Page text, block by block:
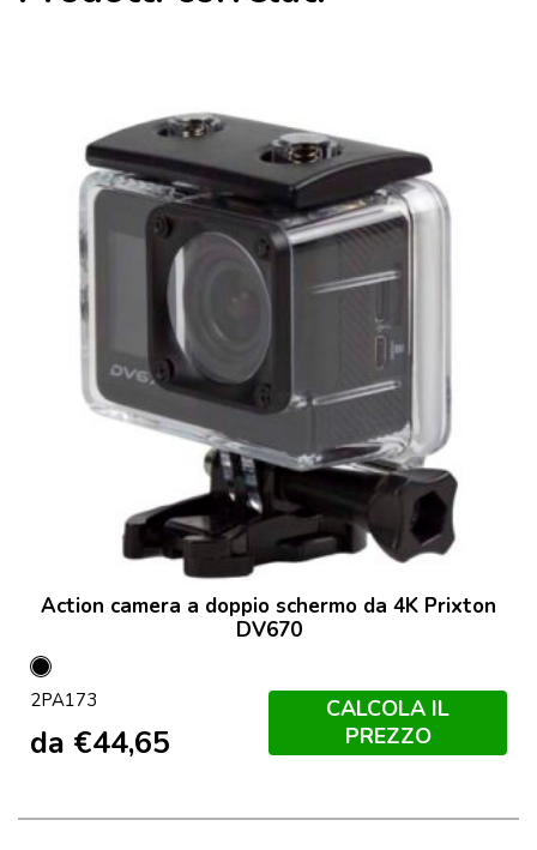
Action camera a doppio schermo da 4K Prixton
DV670
Nero
2PA173
da €44,65
CALCOLA IL
PREZZO